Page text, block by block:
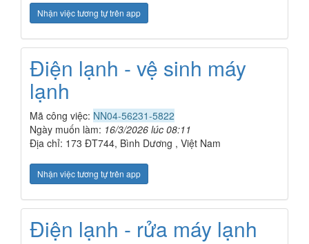
Nhận việc tương tự trên app
Điện lạnh - vệ sinh máy
lạnh
Mã công việc: NN04-56231-5822
Ngày muốn làm: 16/3/2026 lúc 08:11
Địa chỉ: 173 ĐT744, Bình Dương , Việt Nam
Nhận việc tương tự trên app
Điện lạnh - rửa máy lạnh